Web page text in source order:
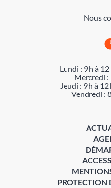
Nous
Lundi : 9 h à 12
Mercredi :
Jeudi : 9 h à
Vendredi :
PROTECTION